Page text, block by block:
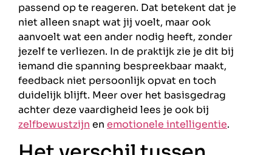
passend op te reageren. Dat betekent dat je
niet alleen snapt wat jij voelt, maar ook
aanvoelt wat een ander nodig heeft, zonder
jezelf te verliezen. In de praktijk zie je dit bij
iemand die spanning bespreekbaar maakt,
feedback niet persoonlijk opvat en toch
duidelijk blijft. Meer over het basisgedrag
achter deze vaardigheid lees je ook bij
zelfbewustzijn en emotionele intelligentie.